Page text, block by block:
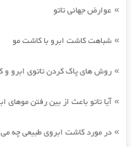
» عوارض جهانی تاتو
» شباهت کاشت ابرو با کاشت مو
» روش های پاک کردن تاتوی ابرو و
»آیا تاتو باعث از بین رفتن موهای
» در مورد کاشت ابروی طبیعی چه می